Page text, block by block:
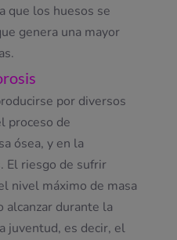
que los huesos se
genera una mayor
por diversos
proceso de
ósea, y en la
El riesgo de sufrir
nivel máximo de masa
alcanzar durante la
juventud, es decir, el